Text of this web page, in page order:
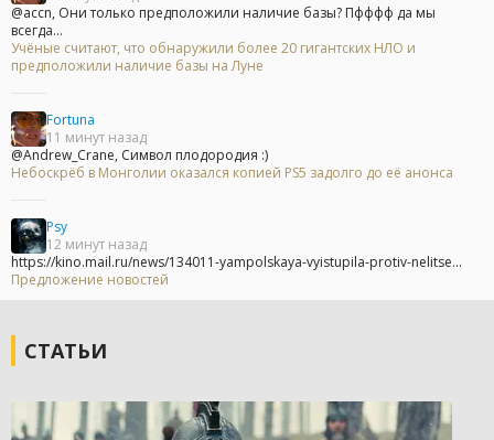
@accn, Они только предположили наличие базы? Пфффф да мы
всегда...
Учёные считают, что обнаружили более 20 гигантских НЛО и
предположили наличие базы на Луне
Fortuna
11 минут назад
@Andrew_Crane, Символ плодородия :)
Небоскрёб в Монголии оказался копией PS5 задолго до её анонса
Psy
12 минут назад
https://kino.mail.ru/news/134011-yampolskaya-vyistupila-protiv-nelitse...
Предложение новостей
СТАТЬИ